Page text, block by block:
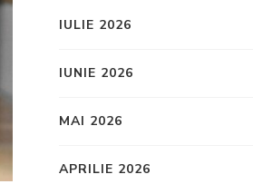
IULIE 2026
IUNIE 2026
MAI 2026
APRILIE 2026